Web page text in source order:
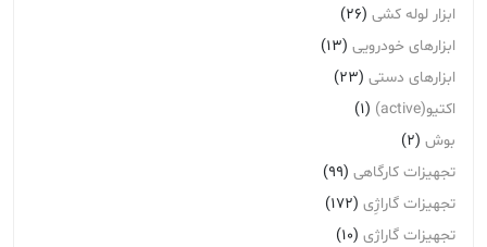
ابزار لوله کشی (26)
ابزارهای خودرویی (13)
ابزارهای دستی (23)
اکتیو(active)
(1)
بوش (2)
تجهیزات کارگاهی (99)
تجهیزات گاراژِی (172)
تجهیزات گاراژی (10)